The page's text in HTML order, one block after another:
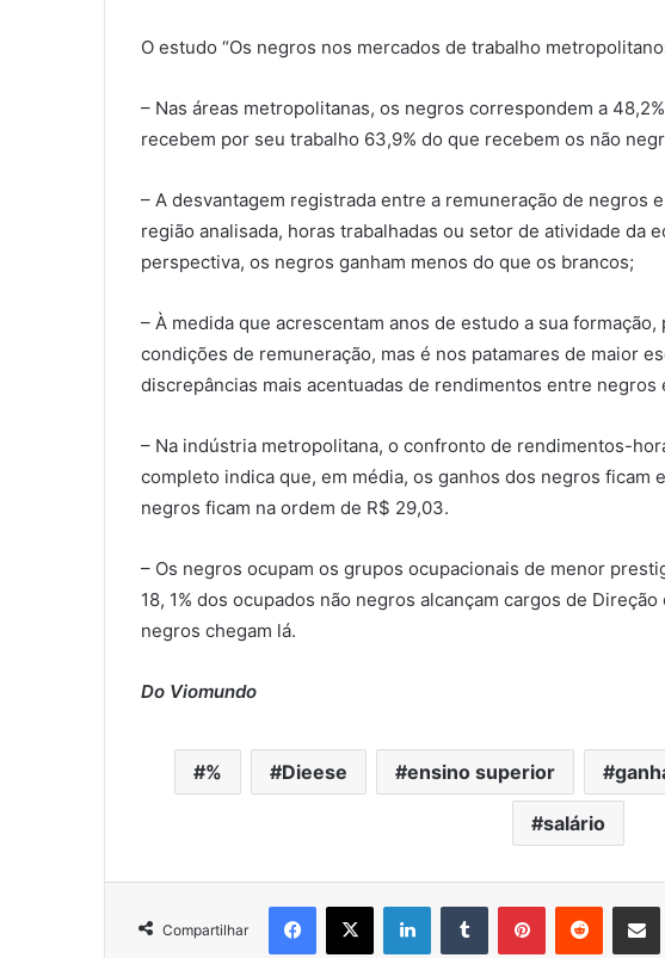
O estudo “Os negros nos mercados de trabalho
– Nas áreas metropolitanas, os negros correspondem a
recebem por seu trabalho 63,9% do que recebem os não
– A desvantagem registrada entre a remuneração de negros
região analisada, horas trabalhadas ou setor de atividade da
perspectiva, os negros ganham menos do que os brancos;
– À medida que acrescentam anos de estudo a sua
condições de remuneração, mas é nos patamares de maior
discrepâncias mais acentuadas de rendimentos entre negros
– Na indústria metropolitana, o confronto de rendimentos-
completo indica que, em média, os ganhos dos negros ficam
negros ficam na ordem de R$ 29,03.
– Os negros ocupam os grupos ocupacionais de menor
18, 1% dos ocupados não negros alcançam cargos de
negros chegam lá.
Do Viomundo
% Dieese ensino superior
salário
Compartilhar